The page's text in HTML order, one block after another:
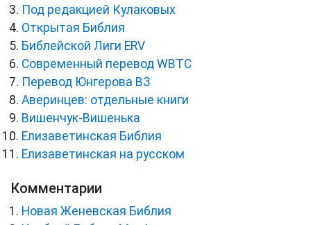
Под редакцией Кулаковых
Открытая Библия
Библейской Лиги ERV
Cовременный перевод WBTC
Перевод Юнгерова ВЗ
Аверинцев: отдельные книги
Вишенчук-Вишенька
Елизаветинская Библия
Елизаветинская на русском
Комментарии
Новая Женевская Библия